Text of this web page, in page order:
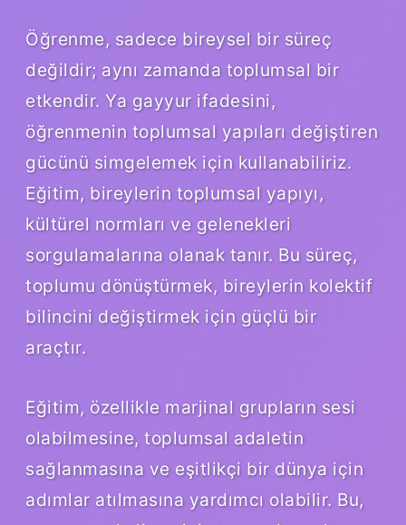
Öğrenme, sadece bireysel bir süreç
değildir; aynı zamanda toplumsal bir
etkendir. Ya gayyur ifadesini,
öğrenmenin toplumsal yapıları değiştiren
gücünü simgelemek için kullanabiliriz.
Eğitim, bireylerin toplumsal yapıyı,
kültürel normları ve gelenekleri
sorgulamalarına olanak tanır. Bu süreç,
toplumu dönüştürmek, bireylerin kolektif
bilincini değiştirmek için güçlü bir
araçtır.
Eğitim, özellikle marjinal grupların sesi
olabilmesine, toplumsal adaletin
sağlanmasına ve eşitlikçi bir dünya için
adımlar atılmasına yardımcı olabilir. Bu,